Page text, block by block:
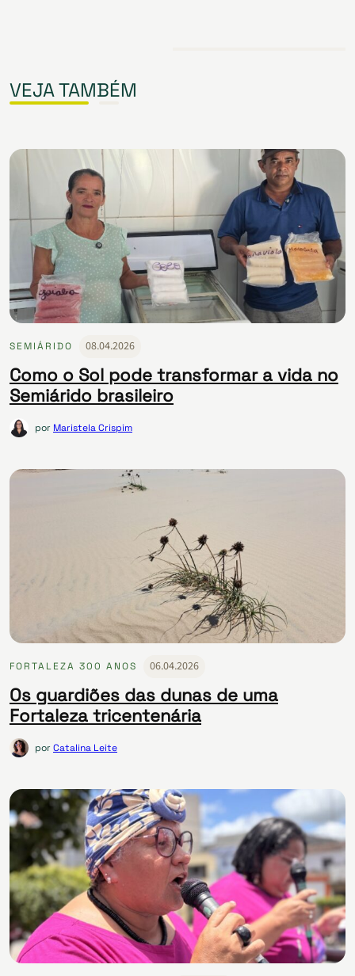
VEJA TAMBÉM
SEMIÁRIDO 08.04.2026
Como o Sol pode transformar a vida no
Semiárido brasileiro
por Maristela Crispim
FORTALEZA 300 ANOS 06.04.2026
Os guardiões das dunas de uma
Fortaleza tricentenária
porCatalina Leite